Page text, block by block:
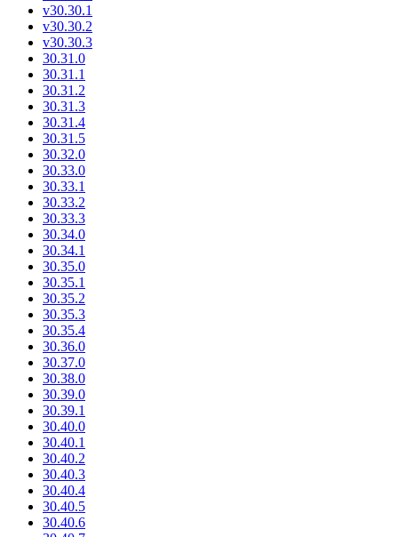
v30.30.1
v30.30.2
v30.30.3
30.31.0
30.31.1
30.31.2
30.31.3
30.31.4
30.31.5
30.32.0
30.33.0
30.33.1
30.33.2
30.33.3
30.34.0
30.34.1
30.35.0
30.35.1
30.35.2
30.35.3
30.35.4
30.36.0
30.37.0
30.38.0
30.39.0
30.39.1
30.40.0
30.40.1
30.40.2
30.40.3
30.40.4
30.40.5
30.40.6